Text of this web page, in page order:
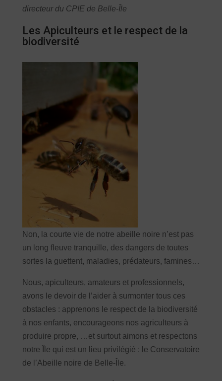
directeur du CPIE de Belle-Île
Les Apiculteurs et le respect de la
biodiversité
Non, la courte vie de notre abeille noire n’est pas
un long fleuve tranquille, des dangers de toutes
sortes la guettent, maladies, prédateurs, famines…
Nous, apiculteurs, amateurs et professionnels,
avons le devoir de l’aider à surmonter tous ces
obstacles : apprenons le respect de la biodiversité
à nos enfants, encourageons nos agriculteurs à
produire propre, …et surtout aimons et respectons
notre Île qui est un lieu privilégié : le Conservatoire
de l’Abeille noire de Belle-Île.